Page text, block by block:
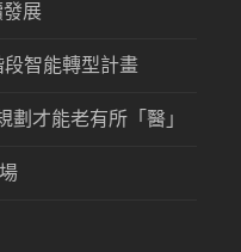
展
智能轉型計畫
劃才能老有所「醫」